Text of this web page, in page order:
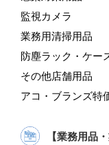
監視カメラ
業務用清掃用品
防塵ラック・ケー
その他店舗用品
アコ・ブランズ特
【業務用品